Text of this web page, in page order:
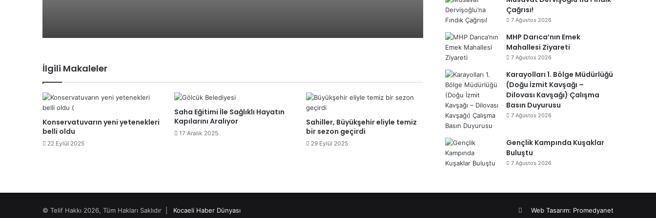
İl Göç Kurulu Koordinasyon
Başiskele Kavşağında trafiğe 8
Genişletilmiş İl Güvenlik Asayiş ve
Koordinasyon Kurulu Toplantısı
Yapıldı
İlgili Makaleler
Konservatuvarın yeni yetenekleri
belli oldu
22 Eylül 2025
Saha Eğitimi İle Sağlıklı Hayatın
Kapılarını Aralıyor
17 Aralık 2025
Sahiller, Büyükşehir eliyle temiz
bir sezon geçirdi
29 Eylül 2025
Çağrısı!
7 Ağustos 2026
MHP Darıca’nın Emek
Mahallesi Ziyareti
7 Ağustos 2026
Karayolları 1. Bölge Müdürlüğü
(Doğu İzmit Kavşağı –
Dilovası Kavşağı) Çalışma
Basın Duyurusu
7 Ağustos 2026
Gençlik Kampında Kuşaklar
Buluştu
7 Ağustos 2026
© Telif Hakkı 2026, Tüm Hakları Saklıdır | Kocaeli Haber Dünyası Web Tasarım: Promedyanet
Facebook